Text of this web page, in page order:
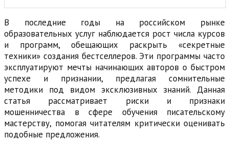
В последние годы на российском рынке
образовательных услуг наблюдается рост числа курсов
и программ, обещающих раскрыть «секретные
техники» создания бестселлеров. Эти программы часто
эксплуатируют мечты начинающих авторов о быстром
успехе и признании, предлагая сомнительные
методики под видом эксклюзивных знаний. Данная
статья рассматривает риски и признаки
мошенничества в сфере обучения писательскому
мастерству, помогая читателям критически оценивать
подобные предложения.